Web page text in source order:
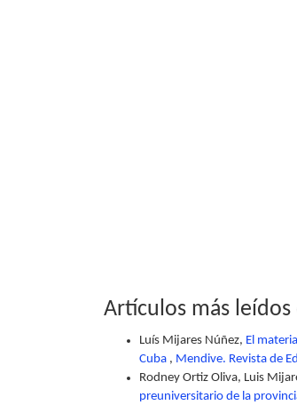
Artículos más
Luís Mijares Núñez, El
Cuba , Mendive. Revista de
Rodney Ortiz Oliva, Luis
preuniversitario de la